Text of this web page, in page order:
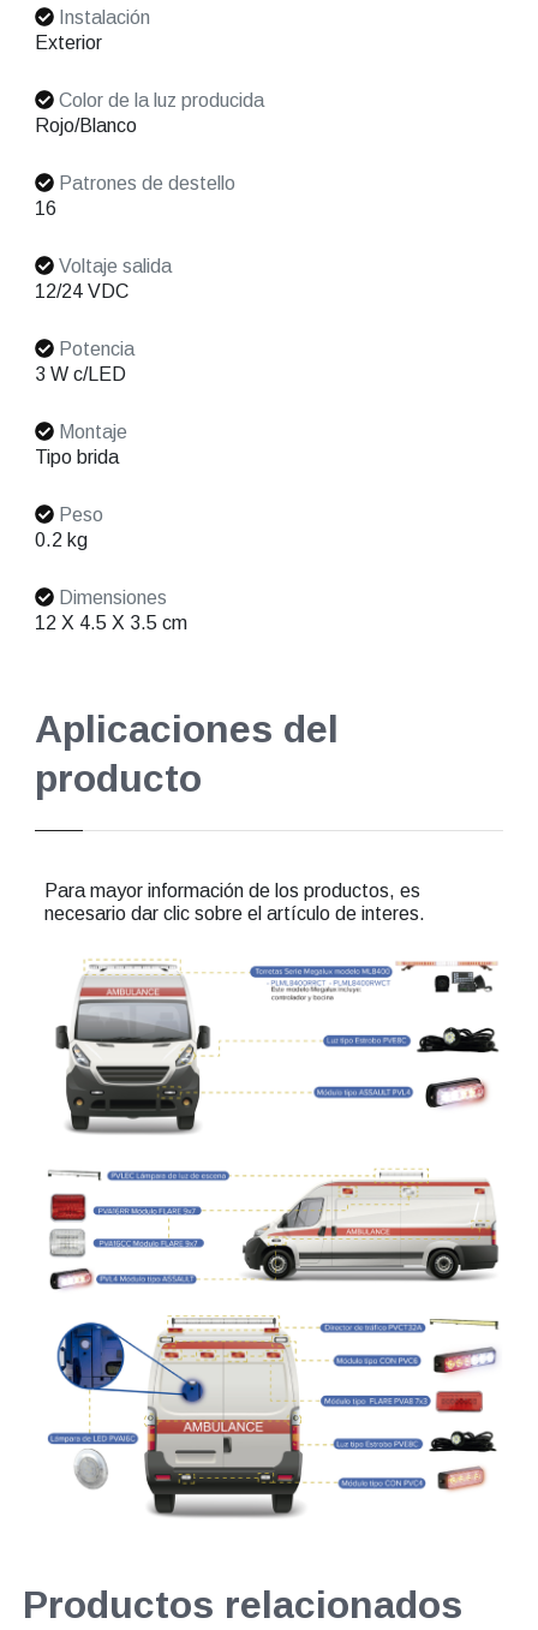
Instalación
Exterior
Color de la luz producida
Rojo/Blanco
Patrones de destello
16
Voltaje salida
12/24 VDC
Potencia
3 W c/LED
Montaje
Tipo brida
Peso
0.2 kg
Dimensiones
12 X 4.5 X 3.5 cm
Aplicaciones del
producto
Para mayor información de los productos, es
necesario dar clic sobre el artículo de interes.
Productos relacionados